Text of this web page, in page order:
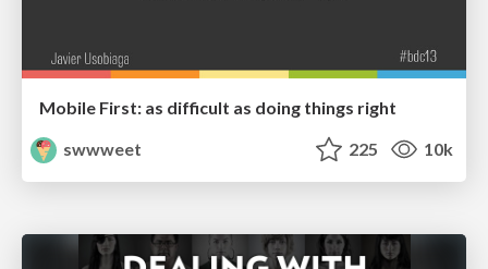
Mobile First: as difficult as doing things right
swwweet
225 10k